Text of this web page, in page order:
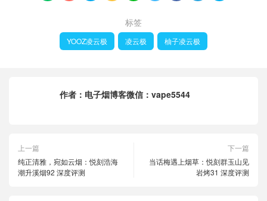
标签
YOOZ凌云极 凌云极 柚子凌云极
作者： 电子烟博客微信：vape5544
上一篇
纯正清雅，宛如云烟：悦刻浩海
潮升溪烟92 深度评测
下一篇
当话梅遇上烟草：悦刻群玉山见
岩烤31 深度评测